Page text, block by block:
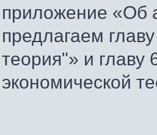
приложение «Об
предлагаем
теория"» и главу
экономической